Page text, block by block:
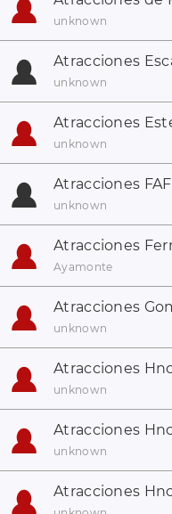
unknown
Atracciones
unknown
Atracciones
unknown
Atracciones FAF
unknown
Atracciones
Ayamonte
Atracciones
unknown
Atracciones
unknown
Atracciones
unknown
Atracciones